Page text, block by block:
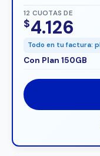
12 CUOTAS DE
$4.126
Todo en tu factura:
Con Plan 150GB